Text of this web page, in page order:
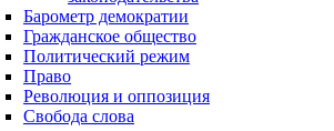
Барометр демократии
Гражданское общество
Политический режим
Право
Революция и оппозиция
Свобода слова